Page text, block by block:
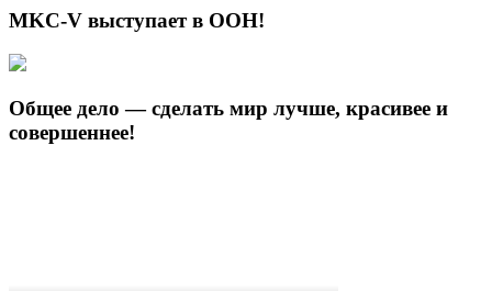
MKC-V выступает в ООН!
Общее дело — сделать мир лучше, красивее и
совершеннее!